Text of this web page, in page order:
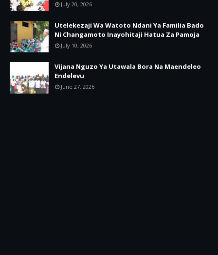
July 20, 2026
Utelekezaji Wa Watoto Ndani Ya Familia Bado
Ni Changamoto Inayohitaji Hatua Za Pamoja
July 10, 2026
Vijana Nguzo Ya Utawala Bora Na Maendeleo
Endelevu
June 27, 2026